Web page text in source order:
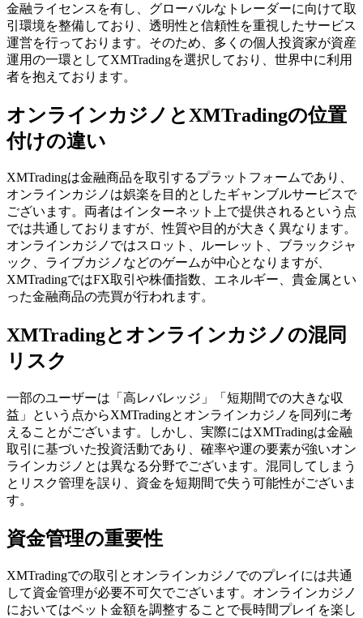
金融ライセンスを有し、グローバルなトレーダーに向けて取
引環境を整備しており、透明性と信頼性を重視したサービス
運営を行っております。そのため、多くの個人投資家が資産
運用の一環としてXMTradingを選択しており、世界中に利用
者を抱えております。
オンラインカジノとXMTradingの位置
付けの違い
XMTradingは金融商品を取引するプラットフォームであり、
オンラインカジノは娯楽を目的としたギャンブルサービスで
ございます。両者はインターネット上で提供されるという点
では共通しておりますが、性質や目的が大きく異なります。
オンラインカジノではスロット、ルーレット、ブラックジャ
ック、ライブカジノなどのゲームが中心となりますが、
XMTradingではFX取引や株価指数、エネルギー、貴金属とい
った金融商品の売買が行われます。
XMTradingとオンラインカジノの混同
リスク
一部のユーザーは「高レバレッジ」「短期間での大きな収
益」という点からXMTradingとオンラインカジノを同列に考
えることがございます。しかし、実際にはXMTradingは金融
取引に基づいた投資活動であり、確率や運の要素が強いオン
ラインカジノとは異なる分野でございます。混同してしまう
とリスク管理を誤り、資金を短期間で失う可能性がございま
す。
資金管理の重要性
XMTradingでの取引とオンラインカジノでのプレイには共通
して資金管理が必要不可欠でございます。オンラインカジノ
においてはベット金額を調整することで長時間プレイを楽し